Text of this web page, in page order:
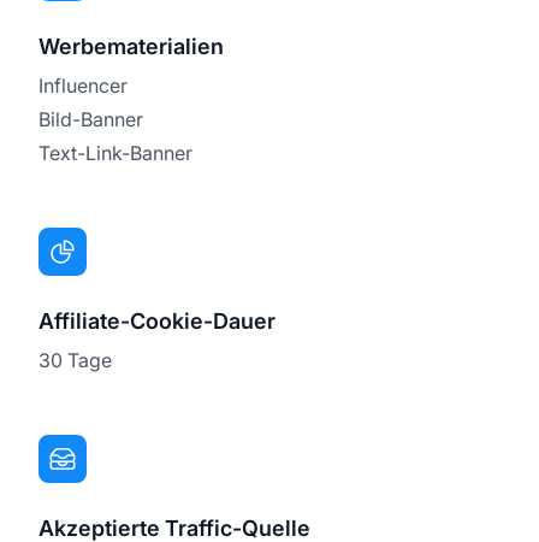
Werbematerialien
Influencer
Bild-Banner
Text-Link-Banner
Affiliate-Cookie-Dauer
30 Tage
Akzeptierte Traffic-Quelle